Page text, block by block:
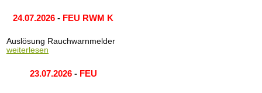
24.07.2026 - FEU RWM K
Auslösung Rauchwarnmelder
weiterlesen
23.07.2026- FEU